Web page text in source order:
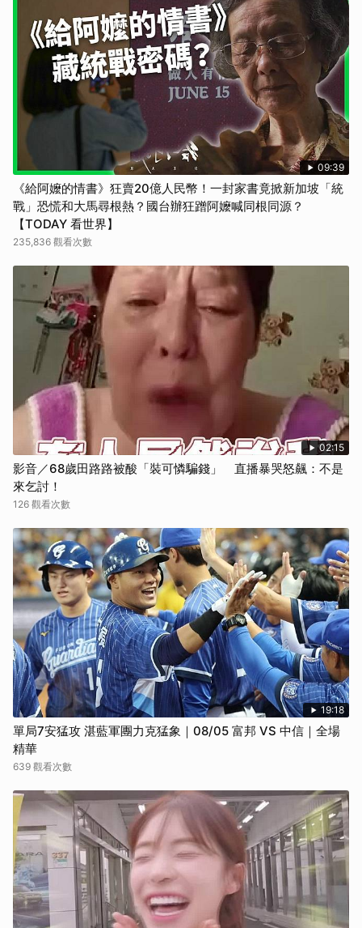
09:39
《給阿嬤的情書》狂賣20億人民幣！一封家書竟掀新加坡「統
戰」恐慌和大馬尋根熱？國台辦狂蹭阿嬤喊同根同源？
【TODAY 看世界】
235,836 觀看次數
02:15
影音／68歲田路路被酸「裝可憐騙錢」 直播暴哭怒飆：不是
來乞討！
126 觀看次數
19:18
單局7安猛攻 湛藍軍團力克猛象｜08/05 富邦 VS 中信｜全場
精華
639 觀看次數